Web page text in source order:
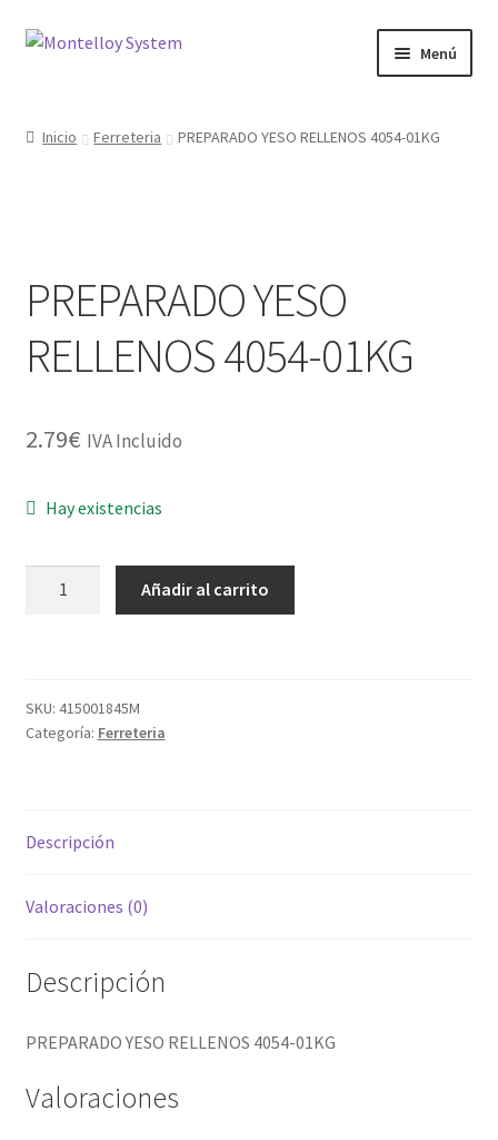
Ir
Ir
Menú
Maquinaria
Protección Laboral
Inicio Ferreteria PREPARADO YESO RELLENOS 4054-01KG
PREPARADO YESO
RELLENOS 4054-01KG
2.79€ IVA Incluido
Hay existencias
cantidad
Añadir al carrito
SKU: 415001845M
Categoría: Ferreteria
Descripción
Valoraciones (0)
Descripción
PREPARADO YESO RELLENOS 4054-01KG
Valoraciones